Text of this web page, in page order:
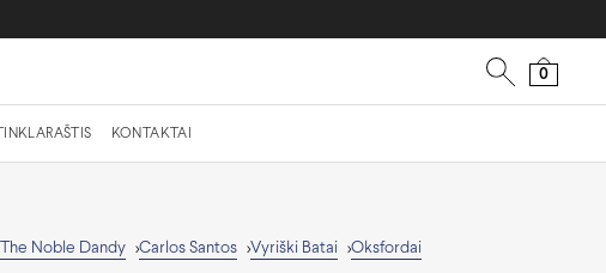
0
TINKLARAŠTIS KONTAKTAI
The Noble Dandy >Carlos Santos >Vyriški Batai >Oksfordai